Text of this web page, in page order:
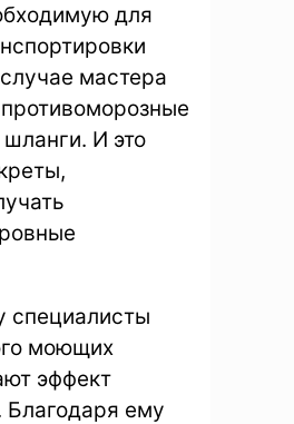
для
мастера
И это
специалисты
моющих
эффект
Благодаря ему